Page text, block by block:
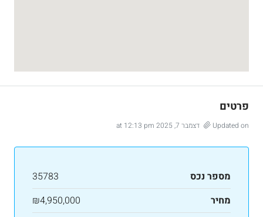
פרטים
Updated on דצמבר 7, 2025 at 12:13 pm
מספר נכס
35783
מחיר
₪4,950,000